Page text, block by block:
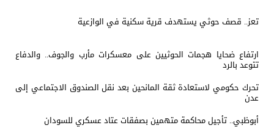
تعز.. قصف حوثي يستهدف قرية سكنية في الوازعية
ارتفاع ضحايا هجمات الحوثيين على معسكرات مأرب والجوف.. والدفاع
تتوعد بالرد
تحرك حكومي لاستعادة ثقة المانحين بعد نقل الصندوق الاجتماعي إلى
عدن
أبوظبي.. تأجيل محاكمة متهمين بصفقات عتاد عسكري للسودان